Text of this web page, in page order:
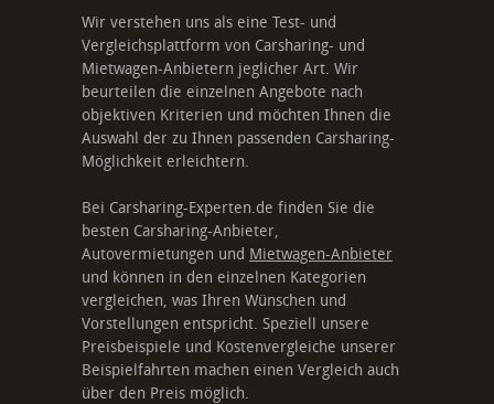
Wir verstehen uns als eine Test- und
Vergleichsplattform von Carsharing- und
Mietwagen-Anbietern jeglicher Art. Wir
beurteilen die einzelnen Angebote nach
objektiven Kriterien und möchten Ihnen die
Auswahl der zu Ihnen passenden Carsharing-
Möglichkeit erleichtern.
Bei Carsharing-Experten.de finden Sie die
besten Carsharing-Anbieter,
Autovermietungen und Mietwagen-Anbieter
und können in den einzelnen Kategorien
vergleichen, was Ihren Wünschen und
Vorstellungen entspricht. Speziell unsere
Preisbeispiele und Kostenvergleiche unserer
Beispielfahrten machen einen Vergleich auch
über den Preis möglich.